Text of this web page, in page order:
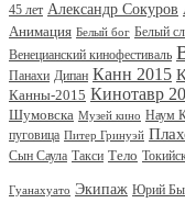
45 лет Александр Сокуров
Анимация Белый бог Белый
Венецианский кинофестиваль
Панахи Дипан Канн 2015
Канны-2015 Кинотавр
Шумовска Музей кино Наум
пуговица Питер Гринуэй
Сын Саула Такси Тело
Гуанахуато Экипаж Юрий